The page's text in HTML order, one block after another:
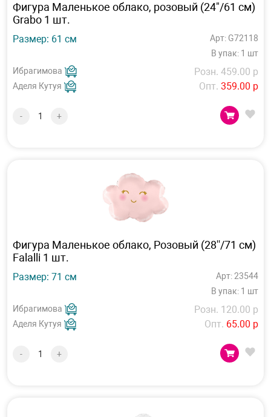
Фигура Маленькое облако, розовый (24"/61 см)
Grabo 1 шт.
Размер: 61 см
Арт: G72118
В упак: 1 шт
Ибрагимова
Аделя Кутуя
Розн. 459.00 р
Опт. 359.00 р
- +
Фигура Маленькое облако, Розовый (28''/71 см)
Falalli 1 шт.
Размер: 71 см
Арт: 23544
В упак: 1 шт
Ибрагимова
Аделя Кутуя
Розн. 120.00 р
Опт. 65.00 р
- +